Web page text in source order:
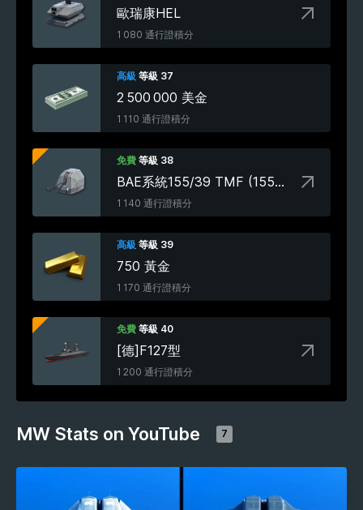
歐瑞康HEL
1 080 通行證積分
高級 等級 37
2 500 000 美金
1 110 通行證積分
免費 等級 38
BAE系統155/39 TMF (155 mm)
1 140 通行證積分
高級 等級 39
750 黃金
1 170 通行證積分
免費 等級 40
[德]F127型
1 200 通行證積分
MW Stats on YouTube 7